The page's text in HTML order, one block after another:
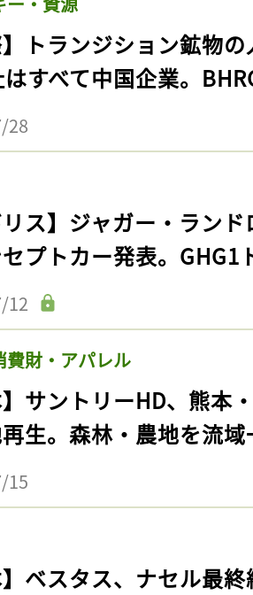
】トランジション鉱物
はすべて中国企業。
28
リス】ジャガー・ラン
プトカー発表。GHG1
12
費財・アパレル
】サントリーHD、熊本
生。森林・農地を流
15
】ベスタス、ナセル最